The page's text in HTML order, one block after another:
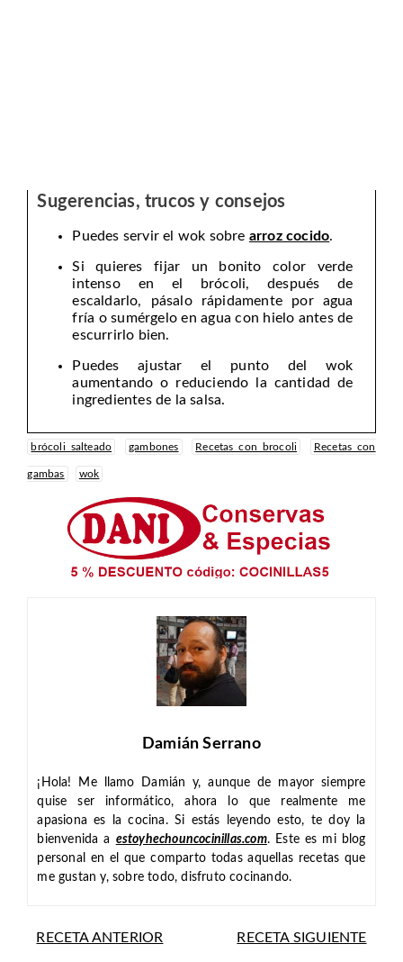
Sugerencias, trucos y consejos
Puedes servir el wok sobre arroz cocido.
Si quieres fijar un bonito color verde
intenso en el brócoli, después de
escaldarlo, pásalo rápidamente por agua
fría o sumérgelo en agua con hielo antes de
escurrirlo bien.
Puedes ajustar el punto del wok
aumentando o reduciendo la cantidad de
ingredientes de la salsa.
brócoli salteado gambones Recetas con brocoli Recetas con
gambas wok
Damián Serrano
¡Hola! Me llamo Damián y, aunque de mayor siempre
quise ser informático, ahora lo que realmente me
apasiona es la cocina. Si estás leyendo esto, te doy la
bienvenida a estoyhechouncocinillas.com. Este es mi blog
personal en el que comparto todas aquellas recetas que
me gustan y, sobre todo, disfruto cocinando.
RECETA ANTERIOR RECETA SIGUIENTE